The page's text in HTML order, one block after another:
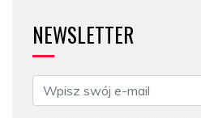
NEWSLETTER